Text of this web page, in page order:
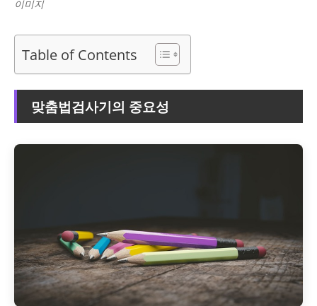
이미지
Table of Contents
맞춤법검사기의 중요성